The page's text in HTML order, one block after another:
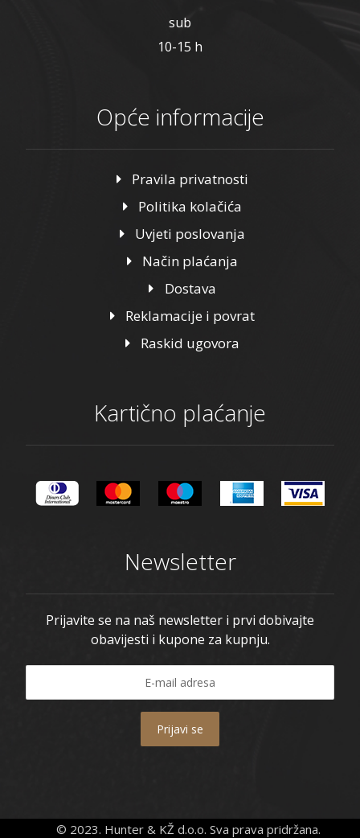
sub
10-15 h
Opće informacije
Pravila privatnosti
Politika kolačića
Uvjeti poslovanja
Način plaćanja
Dostava
Reklamacije i povrat
Raskid ugovora
Kartično plaćanje
Newsletter
Prijavite se na naš newsletter i prvi dobivajte
obavijesti i kupone za kupnju.
Prijavi se
© 2023. Hunter & KŽ d.o.o. Sva prava pridržana.